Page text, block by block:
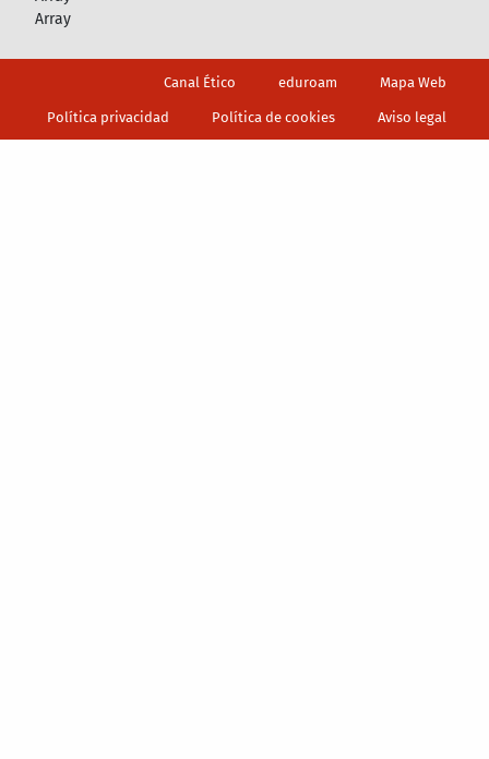
Array
Canal Ético eduroam Mapa Web
Política privacidad Política de cookies Aviso legal